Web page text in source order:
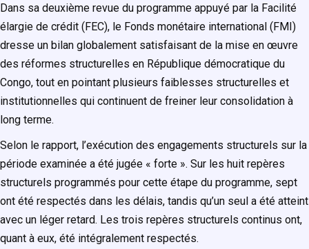
Dans sa deuxième revue du programme appuyé par la Facilité
élargie de crédit (FEC), le Fonds monétaire international (FMI)
dresse un bilan globalement satisfaisant de la mise en œuvre
des réformes structurelles en République démocratique du
Congo, tout en pointant plusieurs faiblesses structurelles et
institutionnelles qui continuent de freiner leur consolidation à
long terme.
Selon le rapport, l’exécution des engagements structurels sur la
période examinée a été jugée « forte ». Sur les huit repères
structurels programmés pour cette étape du programme, sept
ont été respectés dans les délais, tandis qu’un seul a été atteint
avec un léger retard. Les trois repères structurels continus ont,
quant à eux, été intégralement respectés.